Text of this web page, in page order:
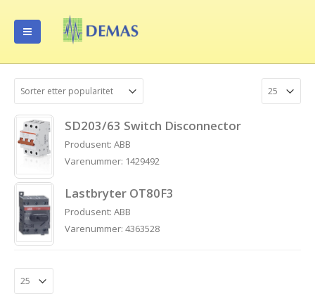
SD203/63 Switch Disconnector
Produsent: ABB
Varenummer: 1429492
Lastbryter OT80F3
Produsent: ABB
Varenummer: 4363528